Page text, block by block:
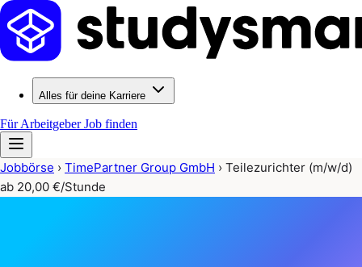
Alles für deine Karriere
Für ArbeitgeberJob finden
Jobbörse › TimePartner Group GmbH › Teilezurichter (m/w/d)
ab 20,00 €/Stunde